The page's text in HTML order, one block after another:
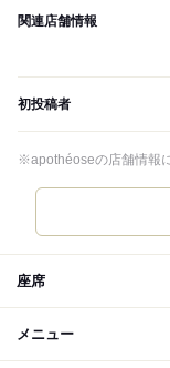
関連店舗情報
初投稿者
※apothéoseの店舗情報
座席
メニュー